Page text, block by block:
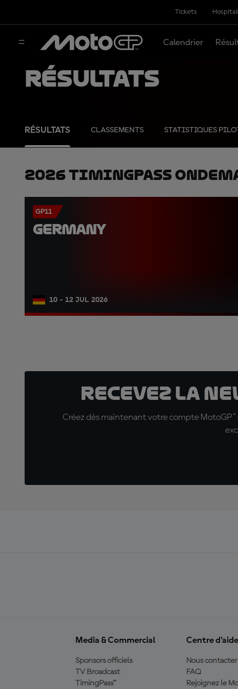
Tickets
Calendrier
Résultats
RÉSULTATS CLASSEMENTS STATISTIQUES
2026 TimingPass
GP11
GERMANY
10 - 12 JUL 2026
Recevez la
Créez dès maintenant votre compte
Media & Commercial
Sponsors officiels
TV Broadcast
TimingPass™
Centre d'aide
Nous contacter
FAQ
Rejoignez le